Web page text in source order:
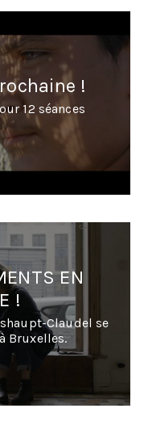
!
12 séances
EN
!
Claudel se
Bruxelles.